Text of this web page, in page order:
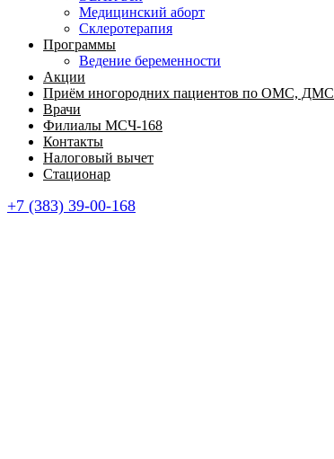
Медицинский аборт
Склеротерапия
Программы
Ведение беременности
Акции
Приём иногородних пациентов по ОМС, ДМС
Врачи
Филиалы МСЧ-168
Контакты
Налоговый вычет
Стационар
+7 (383) 39-00-168